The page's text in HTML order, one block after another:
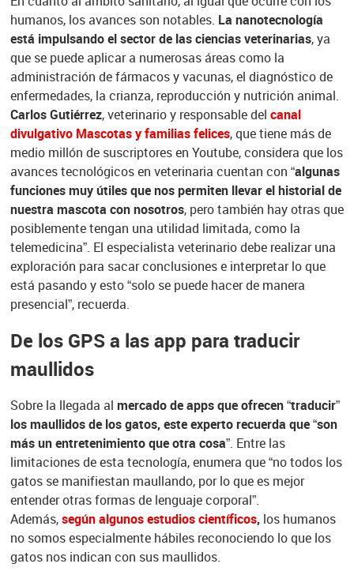
humanos, los avances son notables. ​​ La nanotecnología
está impulsando el sector de las ciencias veterinarias, ya
que se puede aplicar a numerosas áreas como la
administración de fármacos y vacunas, el diagnóstico de
enfermedades, la crianza, reproducción y nutrición animal.
Carlos Gutiérrez, veterinario y responsable del canal
divulgativo Mascotas y familias felices, que tiene más de
medio millón de suscriptores en Youtube, considera que los
avances tecnológicos en veterinaria cuentan con “algunas
funciones muy útiles que nos permiten llevar el historial de
nuestra mascota con nosotros, pero también hay otras que
posiblemente tengan una utilidad limitada, como la
telemedicina”. El especialista veterinario debe realizar una
exploración para sacar conclusiones e interpretar lo que
está pasando y esto “solo se puede hacer de manera
presencial”, recuerda.
De los GPS a las app para traducir
maullidos
Sobre la llegada al mercado de apps que ofrecen “traducir”
los maullidos de los gatos, este experto recuerda que “son
más un entretenimiento que otra cosa”. Entre las
limitaciones de esta tecnología, enumera que “no todos los
gatos se manifiestan maullando, por lo que es mejor
entender otras formas de lenguaje corporal”.
Además,según algunos estudios científicos,los humanos
no somos especialmente hábiles reconociendo lo que los
gatos nos indican con sus maullidos.